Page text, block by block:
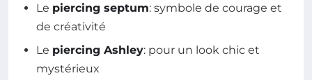
Le piercing septum: symbole de courage et
de créativité
Le piercing Ashley: pour un look chic et
mystérieux